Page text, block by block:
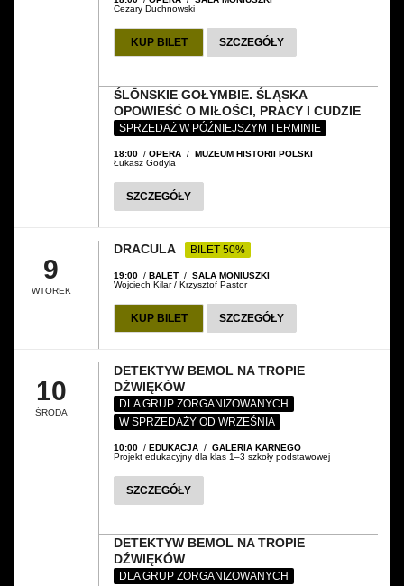
Cezary Duchnowski
KUP BILET SZCZEGÓŁY
ŚLŌNSKIE GOŁYMBIE. ŚLĄSKA
OPOWIEŚĆ O MIŁOŚCI, PRACY I CUDZIE
SPRZEDAŻ W PÓŹNIEJSZYM TERMINIE
18:00 / OPERA / MUZEUM HISTORII POLSKI
Łukasz Godyla
SZCZEGÓŁY
9
WTOREK
DRACULA BILET 50%
19:00 / BALET / SALA MONIUSZKI
Wojciech Kilar / Krzysztof Pastor
KUP BILET SZCZEGÓŁY
10
ŚRODA
DETEKTYW BEMOL NA TROPIE
DŹWIĘKÓW
DLA GRUP ZORGANIZOWANYCH
W SPRZEDAŻY OD WRZEŚNIA
10:00 / EDUKACJA / GALERIA KARNEGO
Projekt edukacyjny dla klas 1–3 szkoły podstawowej
SZCZEGÓŁY
DETEKTYW BEMOL NA TROPIE
DŹWIĘKÓW
DLA GRUP ZORGANIZOWANYCH